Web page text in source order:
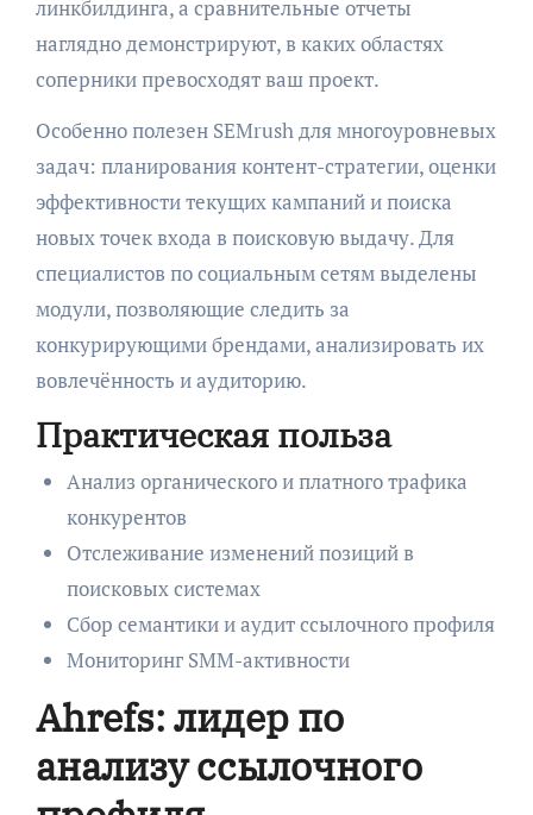
линкбилдинга, а сравнительные отчеты
наглядно демонстрируют, в каких областях
соперники превосходят ваш проект.
Особенно полезен SEMrush для многоуровневых
задач: планирования контент-стратегии, оценки
эффективности текущих кампаний и поиска
новых точек входа в поисковую выдачу. Для
специалистов по социальным сетям выделены
модули, позволяющие следить за
конкурирующими брендами, анализировать их
вовлечённость и аудиторию.
Практическая польза
Анализ органического и платного трафика
конкурентов
Отслеживание изменений позиций в
поисковых системах
Сбор семантики и аудит ссылочного профиля
Мониторинг SMM-активности
Ahrefs: лидер по
анализу ссылочного